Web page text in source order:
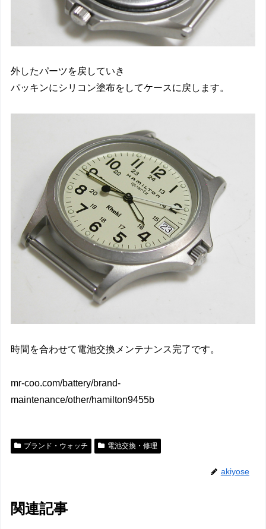
外したパーツを戻していき
パッキンにシリコン塗布をしてケースに戻します。
時間を合わせて電池交換メンテナンス完了です。
mr-coo.com/battery/brand-
maintenance/other/hamilton9455b
ブランド・ウォッチ 電池交換・修理
akiyose
関連記事